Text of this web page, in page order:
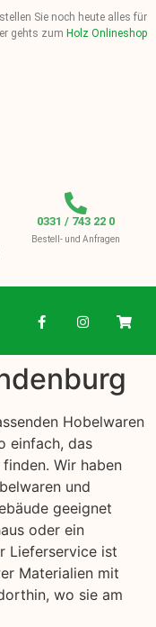
Sie noch heute alles für
gehts zum Holz Onlineshop
0331 / 743 22 0
Bestell- und Anfragen
Hobelwaren
einfach, das
Wir haben
und
geeignet
oder ein
Lieferservice ist
Materialien mit
wo sie am